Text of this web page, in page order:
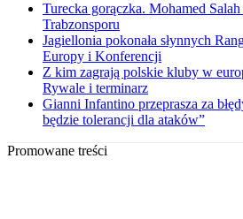
Turecka gorączka. Mohamed
Trabzonsporu
Jagiellonia pokonała słynnych
Europy i Konferencji
Z kim zagrają polskie kluby w
Rywale i terminarz
Gianni Infantino przeprasza za
będzie tolerancji dla ataków”
Promowane treści